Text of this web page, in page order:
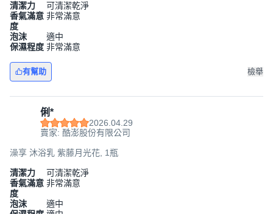
清潔力
可清潔乾淨
香氣滿意
度
非常滿意
泡沫
適中
保濕程度 非常滿意
有幫助 檢舉
俐*
2026.04.29
賣家: 酷澎股份有限公司
澡享 沐浴乳 紫藤月光花, 1瓶
清潔力
可清潔乾淨
香氣滿意
度
非常滿意
泡沫
適中